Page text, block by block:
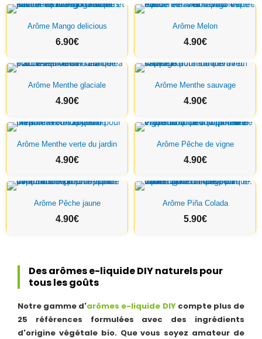
Arôme Mango delicious
6.90€
Arôme Melon
4.90€
Arôme Menthe glaciale
4.90€
Arôme Menthe sauvage
4.90€
Arôme Menthe verte du jardin
4.90€
Arôme Pêche de vigne
4.90€
Arôme Pêche jaune
4.90€
Arôme Piña Colada
5.90€
Des arômes e-liquide DIY naturels pour
tous les goûts
Notre gamme d'arômes e-liquide DIYcompte plus de
25 références formulées avec des ingrédients
d'origine végétale bio. Que vous soyez amateur de